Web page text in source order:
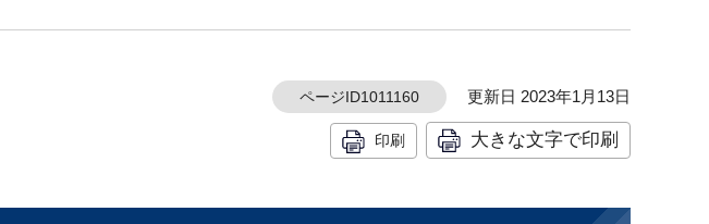
ページID1011160 更新日 2023年1月13日
印刷 大きな文字で印刷